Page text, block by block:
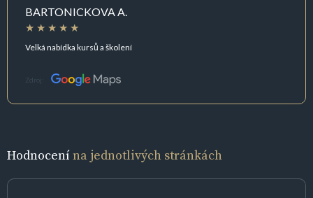
BARTONICKOVA A.
Velká nabídka kursů a školení
Zdroj:
Hodnocenína jednotlivých stránkách